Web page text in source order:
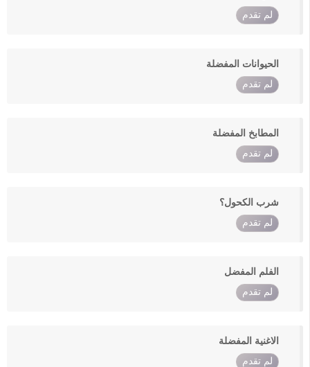
لم تقدم
الحيوانات المفضلة
لم تقدم
المطابخ المفضلة
لم تقدم
شرب الكحول؟
لم تقدم
الفلم المفضل
لم تقدم
الاغنية المفضلة
لم تقدم